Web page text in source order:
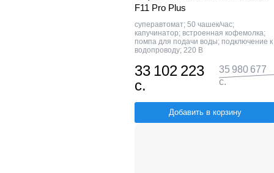
F11 Pro Plus
суперавтомат; 50 чашек/час;
капучинатор; встроенная кофемолка;
помпа для подачи воды; подключение к
водопроводу; 220 В
33 102 223
с.
35 980 677
с.
Добавить в корзину